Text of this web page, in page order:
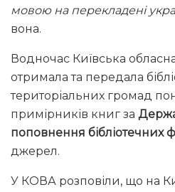
мовою на перекладені
вона.
Водночас Київська
отримала та передала
територіальних громад
примірників книг за
поповнення бібліотечних
джерел.
У КОВА розповіли, що на